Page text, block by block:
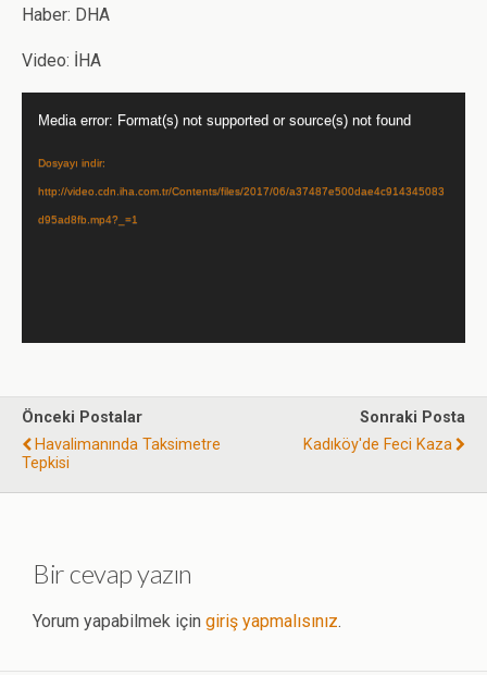
Haber: DHA
Video: İHA
oynatıcı
Media error: Format(s) not supported or source(s) not found
Dosyayı indir:
http://video.cdn.iha.com.tr/Contents/files/2017/06/a37487e500dae4c914345083
d95ad8fb.mp4?_=1
Önceki Postalar
Havalimanında Taksimetre
Tepkisi
Sonraki Posta
Kadıköy'de Feci Kaza
Bir cevap yazın
Yorum yapabilmek için giriş yapmalısınız.